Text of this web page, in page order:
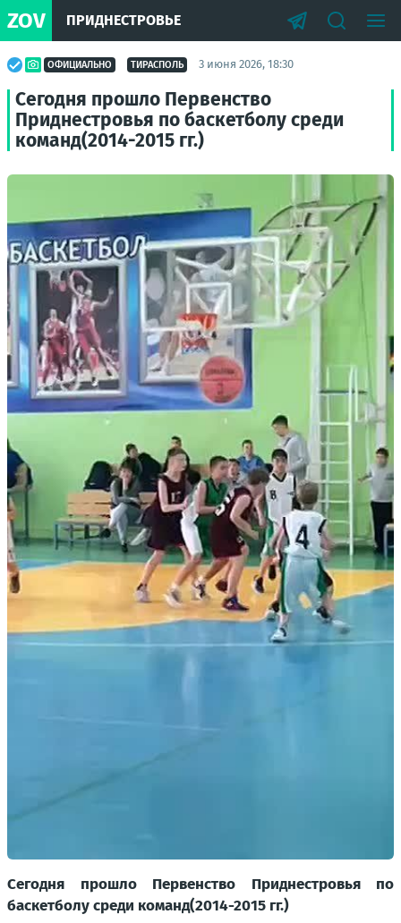
ZOV ПРИДНЕСТРОВЬЕ
ОФИЦИАЛЬНО ТИРАСПОЛЬ 3 июня 2026, 18:30
Сегодня прошло Первенство
Приднестровья по баскетболу среди
команд(2014-2015 гг.)
Сегодня прошло Первенство Приднестровья по
баскетболу среди команд(2014-2015 гг.)